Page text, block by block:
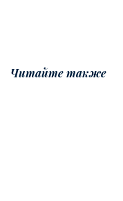
Читайте также